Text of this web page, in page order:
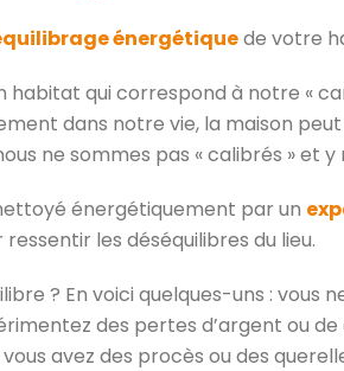
énergétiquede votre
habitat qui correspond à notre «
dans notre vie, la maison
ne sommes pas « calibrés »
énergétiquement par un
les déséquilibres du lieu.
? En voici quelques-uns :
des pertes d’argent ou
avez des procès ou des